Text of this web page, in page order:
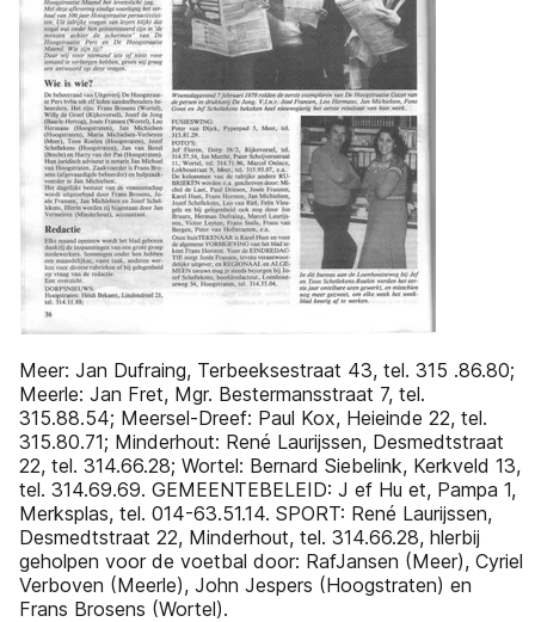
Meer: Jan Dufraing, Terbeeksestraat 43, tel. 315 .86.80;
Meerle: Jan Fret, Mgr. Bestermansstraat 7, tel.
315.88.54; Meersel-Dreef: Paul Kox, Heieinde 22, tel.
315.80.71; Minderhout: René Laurijssen, Desmedtstraat
22, tel. 314.66.28; Wortel: Bernard Siebelink, Kerkveld 13,
tel. 314.69.69. GEMEENTEBELEID: J ef Hu et, Pampa 1,
Merksplas, tel. 014-63.51.14. SPORT: René Laurijssen,
Desmedtstraat 22, Minderhout, tel. 314.66.28, hlerbij
geholpen voor de voetbal door: RafJansen (Meer), Cyriel
Verboven (Meerle), John Jespers (Hoogstraten) en
Frans Brosens (Wortel).